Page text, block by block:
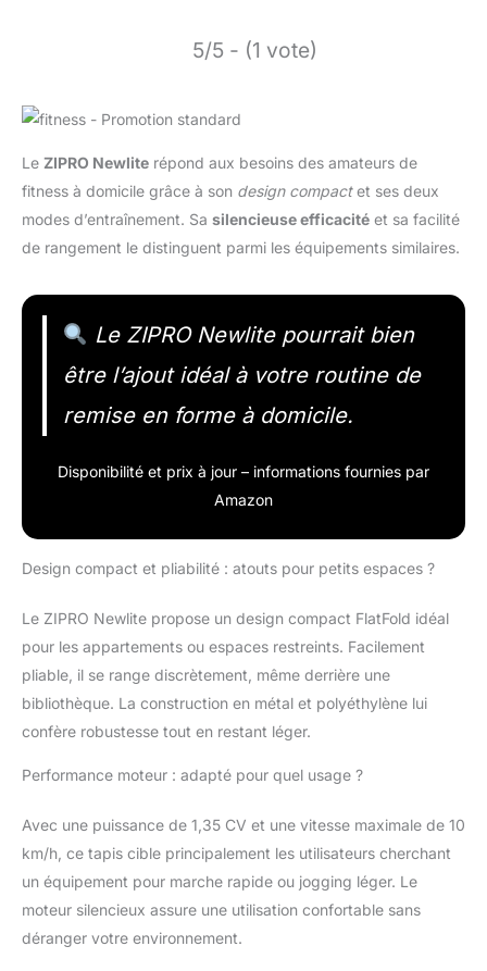
5/5 - (1 vote)
Le ZIPRO Newlite répond aux besoins des amateurs de
fitness à domicile grâce à son design compactet ses deux
modes d’entraînement. Sa silencieuse efficacité et sa facilité
de rangement le distinguent parmi les équipements similaires.
Le ZIPRO Newlite pourrait bien
être l’ajout idéal à votre routine de
remise en forme à domicile.
Disponibilité et prix à jour – informations fournies par
Amazon
Design compact et pliabilité : atouts pour petits espaces ?
Le ZIPRO Newlite propose un design compact FlatFold idéal
pour les appartements ou espaces restreints. Facilement
pliable, il se range discrètement, même derrière une
bibliothèque. La construction en métal et polyéthylène lui
confère robustesse tout en restant léger.
Performance moteur : adapté pour quel usage ?
Avec une puissance de 1,35 CV et une vitesse maximale de 10
km/h, ce tapis cible principalement les utilisateurs cherchant
un équipement pour marche rapide ou jogging léger. Le
moteur silencieux assure une utilisation confortable sans
déranger votre environnement.